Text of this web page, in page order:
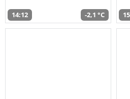
14:12 -2,1 °C